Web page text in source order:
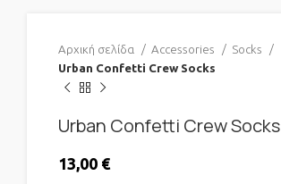
Αρχική σελίδα Accessories
Socks
Urban Confetti Crew Socks
Urban Confetti Crew Socks
13,00 €